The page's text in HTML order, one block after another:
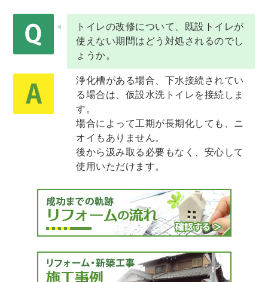
トイレの改修について、既設トイレが
使えない期間はどう対処されるのでし
ょうか。
浄化槽がある場合、下水接続されてい
る場合は、仮設水洗トイレを接続しま
す。
場合によって工期が長期化しても、ニ
オイもありません。
後から汲み取る必要もなく、安心して
使用いただけます。